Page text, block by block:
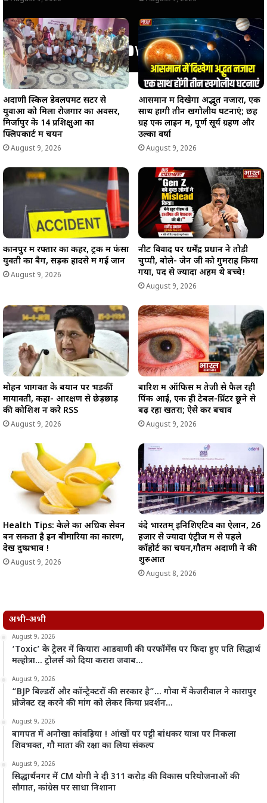
अदाणी स्किल डेवलपमेंट सेंटर से
युवाओं को मिला रोजगार का अवसर,
मिर्जापुर के 14 प्रशिक्षुओं का
फ्लिपकार्ट में चयन
August 9, 2026
आसमान में दिखेगा अद्भुत नजारा, एक
साथ होंगी तीन खगोलीय घटनाएं; छह
ग्रह एक लाइन में, पूर्ण सूर्य ग्रहण और
उल्का वर्षा
August 9, 2026
कानपुर में रफ्तार का कहर, ट्रक में फंसा
युवती का बैग, सड़क हादसे में गई जान
August 9, 2026
नीट विवाद पर धर्मेंद्र प्रधान ने तोड़ी
चुप्पी, बोले- जेन जी को गुमराह किया
गया, पद से ज्यादा अहम थे बच्चे!
August 9, 2026
मोहन भागवत के बयान पर भड़कीं
मायावती, कहा- आरक्षण से छेड़छाड़
की कोशिश न करे RSS
August 9, 2026
बारिश में ऑफिस में तेजी से फैल रही
पिंक आई, एक ही टेबल-प्रिंटर छूने से
बढ़ रहा खतरा; ऐसे करें बचाव
August 9, 2026
Health Tips: केले का अधिक सेवन
बन सकता है इन बीमारियों का कारण,
देखें दुष्प्रभाव !
August 9, 2026
वंदे भारतम् इनिशिएटिव का ऐलान, 26
हजार से ज्यादा एंट्रीज में से पहले
कॉहोर्ट का चयन,गौतम अदाणी ने की
शुरुआत
August 8, 2026
अभी-अभी
August 9, 2026
‘Toxic’ के ट्रेलर में कियारा आडवाणी की परफॉर्मेंस पर फिदा हुए पति सिद्धार्थ
मल्होत्रा… ट्रोलर्स को दिया करारा जवाब…
August 9, 2026
“BJP बिल्डरों और कॉन्ट्रैक्टरों की सरकार है”… गोवा में केजरीवाल ने कारापुर
प्रोजेक्ट रद्द करने की मांग को लेकर किया प्रदर्शन…
August 9, 2026
बागपत में अनोखा कांवड़िया ! आंखों पर पट्टी बांधकर यात्रा पर निकला
शिवभक्त, गौ माता की रक्षा का लिया संकल्प
August 9, 2026
सिद्धार्थनगर में CM योगी ने दी 311 करोड़ की विकास परियोजनाओं की
सौगात, कांग्रेस पर साधा निशाना